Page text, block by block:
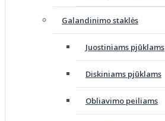
Galandinimo staklės
Juostiniams pjūklams
Diskiniams pjūklams
Obliavimo peiliams